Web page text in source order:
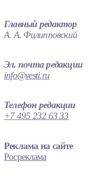
Главный редактор
А. А. Филипповский
Эл. почта редакции
info@vesti.ru
Телефон редакции
+7 495 232 63 33
Реклама на сайте
Росреклама